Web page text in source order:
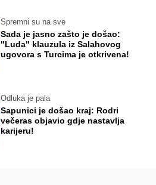
Spremni su na sve
Sada je jasno zašto je došao:
"Luda" klauzula iz Salahovog
ugovora s Turcima je otkrivena!
Odluka je pala
Sapunici je došao kraj: Rodri
večeras objavio gdje nastavlja
karijeru!